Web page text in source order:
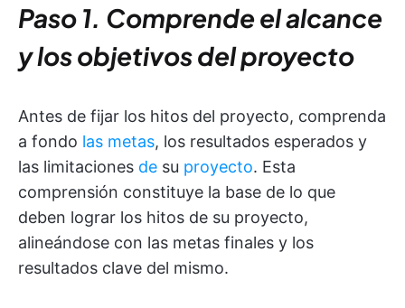
Paso 1. Comprende el alcance
y los objetivos del proyecto
Antes de fijar los hitos del proyecto, comprenda
a fondo las metas, los resultados esperados y
las limitaciones de su proyecto. Esta
comprensión constituye la base de lo que
deben lograr los hitos de su proyecto,
alineándose con las metas finales y los
resultados clave del mismo.